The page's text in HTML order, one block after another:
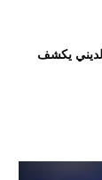
يكشف